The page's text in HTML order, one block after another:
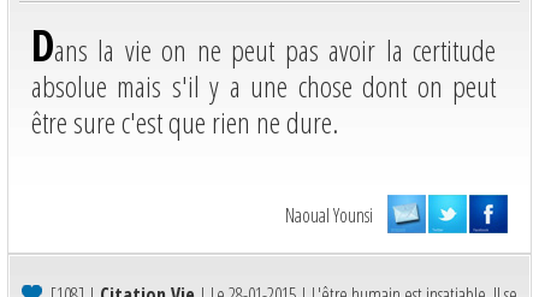
Dans la vie on ne peut pas avoir la certitude
absolue mais s'il y a une chose dont on peut
être sure c'est que rien ne dure.
Naoual Younsi